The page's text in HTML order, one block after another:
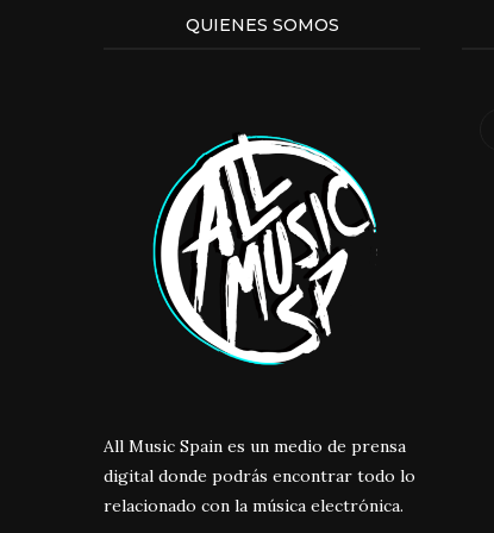
QUIENES SOMOS
All Music Spain es un medio de prensa
digital donde podrás encontrar todo lo
relacionado con la música electrónica.